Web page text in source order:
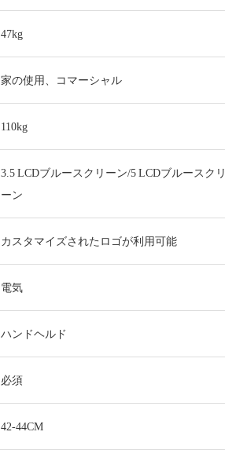
47kg
家の使用、コマーシャル
110kg
3.5 LCDブルースクリーン/5 LCDブルースクリ
ーン
カスタマイズされたロゴが利用可能
電気
ハンドヘルド
必須
42-44CM